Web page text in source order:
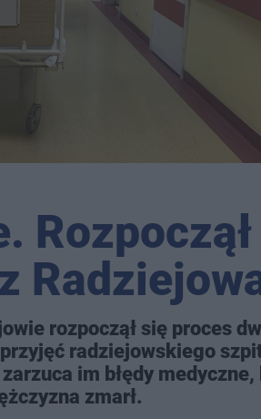
rozpoczął się proces
radziejowskiego
im błędy medyczne,
zmarł.